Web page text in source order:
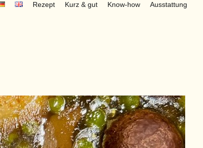
Rezept Kurz & gut Know-how Ausstattung